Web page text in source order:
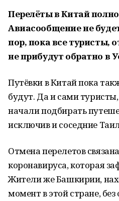
Перелёты в Китай
Авиасообщение не
пор, пока все туристы,
не прибудут обратно в
Путёвки в Китай пока
будут. Да и сами туристы,
начали подбирать
исключив и соседние
Отмена перелетов
коронавируса, которая
Жители же Башкирии,
момент в этой стране,